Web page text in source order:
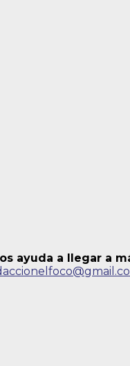
ayuda a llegar a